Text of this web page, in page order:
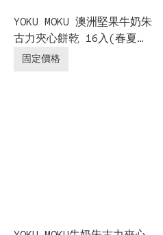
YOKU MOKU 澳洲堅果牛奶朱
古力夾心餅乾 16入(春夏限
定)
固定價格